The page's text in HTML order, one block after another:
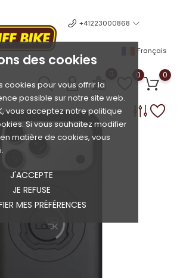
des cookies
cookies pour vous offrir la
possible sur notre site web.
vous acceptez notre politique
Si vous souhaitez modifier
matière de cookies, vous
J'ACCEPTE
JE REFUSE
MES PRÉFÉRENCES
+41223000868
Français
0 0